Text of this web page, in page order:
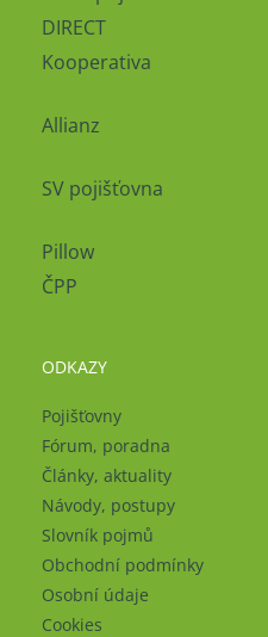
DIRECT
Kooperativa
Allianz
SV pojišťovna
Pillow
ČPP
ODKAZY
Pojišťovny
Fórum, poradna
Články, aktuality
Návody, postupy
Slovník pojmů
Obchodní podmínky
Osobní údaje
Cookies